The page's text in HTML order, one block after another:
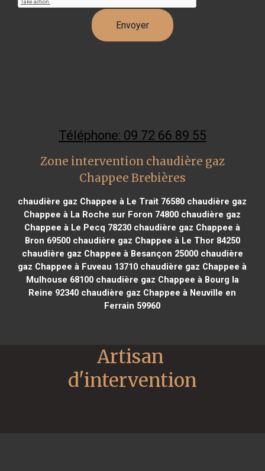
Téléphone: 09 72 66 89 55
Zone intervention chaudière gaz
Chappee Brebières
chaudière gaz Chappee à Le Trait 76580 chaudière gaz
Chappee à La Roche sur Foron 74800 chaudière gaz
Chappee à Le Pecq 78230 chaudière gaz Chappee à
Bron 69500chaudière gaz Chappee à Le Thor 84250
chaudière gaz Chappee à Besançon 25000chaudière
gaz Chappee à Fuveau 13710 chaudière gaz Chappee à
Mulhouse 68100chaudière gaz Chappee à Bourg la
Reine 92340 chaudière gaz Chappee à Neuville en
Ferrain 59960
Artisan
d'intervention